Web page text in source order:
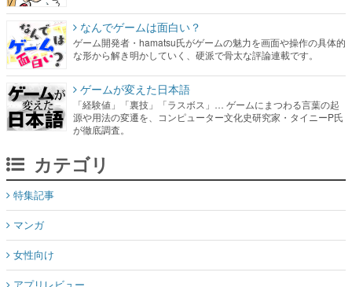
なんでゲームは面白い？
ゲーム開発者・hamatsu氏がゲームの魅力を画面や操作の具体的
な形から解き明かしていく、硬派で骨太な評論連載です。
ゲームが変えた日本語
「経験値」「裏技」「ラスボス」… ゲームにまつわる言葉の起
源や用法の変遷を、コンピューター文化史研究家・タイニーP氏
が徹底調査。
カテゴリ
特集記事
マンガ
女性向け